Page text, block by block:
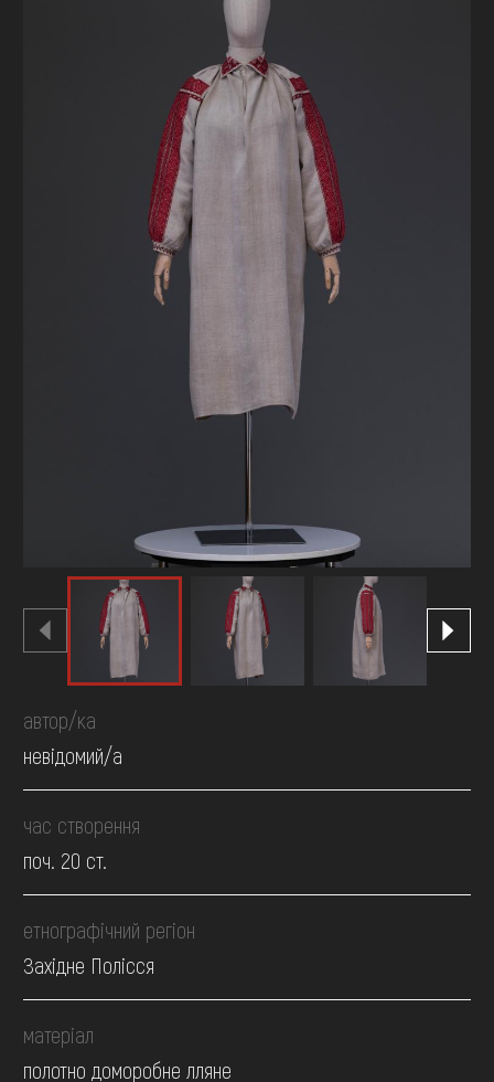
автор/ка
невідомий/а
час створення
поч. 20 ст.
етнографічний регіон
Західне Полісся
матеріал
полотно доморобне лляне